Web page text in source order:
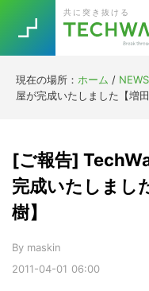
primary
navigation
main
content
primary
sidebar
footer
共に突き抜ける
現在の場所： ホーム / NEWS
屋が完成いたしました【増
2011-04-01 06:00
[ご報告]
完成いたしまし
樹】
By maskin
TOPICS
RE:LIFE
[Startup]
Trend 今話題の注目
5G Asana